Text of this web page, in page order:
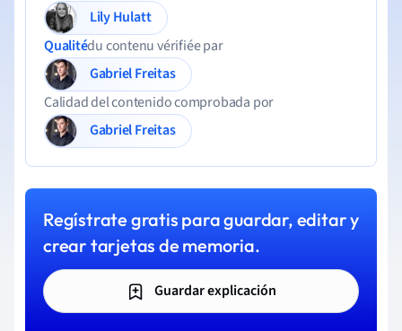
Lily Hulatt
Qualitédu contenu vérifiée par
Gabriel Freitas
Calidad del contenido comprobada por
Gabriel Freitas
Regístrate gratis para guardar, editar y
crear tarjetas de memoria.
Guardar explicación